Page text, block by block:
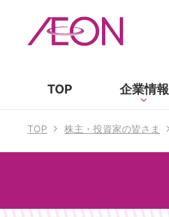
TOP 企業情報
TOP 株主・投資家の皆さま